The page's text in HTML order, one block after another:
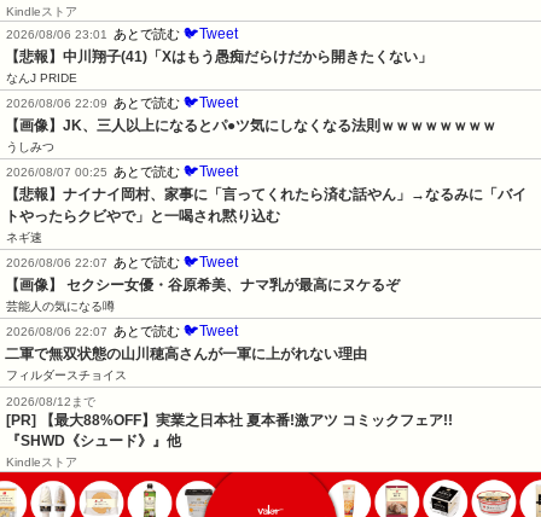
Kindleストア
2026/08/06 23:01
あとで読む 🐦Tweet
【悲報】中川翔子(41)「Xはもう愚痴だらけだから開きたくない」
なんJ PRIDE
2026/08/06 22:09
あとで読む 🐦Tweet
【画像】JK、三人以上になるとパ●ツ気にしなくなる法則ｗｗｗｗｗｗｗｗ
うしみつ
2026/08/07 00:25
あとで読む 🐦Tweet
【悲報】ナイナイ岡村、家事に「言ってくれたら済む話やん」→なるみに「バイ
トやったらクビやで」と一喝され黙り込む
ネギ速
2026/08/06 22:07
あとで読む 🐦Tweet
【画像】 セクシー女優・谷原希美、ナマ乳が最高にヌケるぞ
芸能人の気になる噂
2026/08/06 22:07
あとで読む 🐦Tweet
二軍で無双状態の山川穂高さんが一軍に上がれない理由
フィルダースチョイス
2026/08/12まで
[PR] 【最大88%OFF】実業之日本社 夏本番!激アツ コミックフェア!!
『SHWD《シュード》』他
Kindleストア